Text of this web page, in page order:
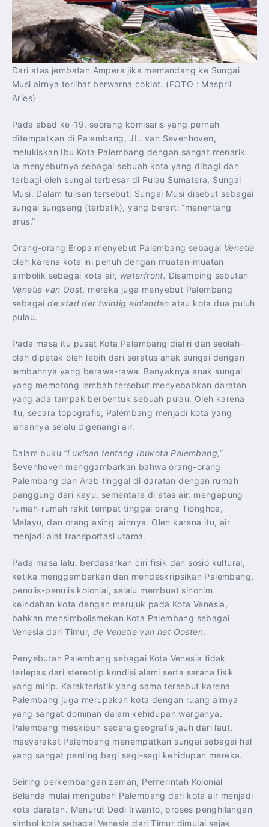
Dari atas jembatan Ampera jika memandang ke Sungai
Musi airnya terlihat berwarna coklat. (FOTO : Maspril
Aries)
Pada abad ke-19, seorang komisaris yang pernah
ditempatkan di Palembang, JL. van Sevenhoven,
melukiskan Ibu Kota Palembang dengan sangat menarik.
Ia menyebutnya sebagai sebuah kota yang dibagi dan
terbagi oleh sungai terbesar di Pulau Sumatera, Sungai
Musi. Dalam tulisan tersebut, Sungai Musi disebut sebagai
sungai sungsang (terbalik), yang berarti “menentang
arus.”
Orang-orang Eropa menyebut Palembang sebagai Venetie
oleh karena kota ini penuh dengan muatan-muatan
simbolik sebagai kota air, waterfront. Disamping sebutan
Venetie van Oost, mereka juga menyebut Palembang
sebagaide stad der twintig einlanden atau kota dua puluh
pulau.
Pada masa itu pusat Kota Palembang dialiri dan seolah-
olah dipetak oleh lebih dari seratus anak sungai dengan
lembahnya yang berawa-rawa. Banyaknya anak sungai
yang memotong lembah tersebut menyebabkan daratan
yang ada tampak berbentuk sebuah pulau. Oleh karena
itu, secara topografis, Palembang menjadi kota yang
lahannya selalu digenangi air.
Dalam buku “Lukisan tentang Ibukota Palembang,”
Sevenhoven menggambarkan bahwa orang-orang
Palembang dan Arab tinggal di daratan dengan rumah
panggung dari kayu, sementara di atas air, mengapung
rumah-rumah rakit tempat tinggal orang Tionghoa,
Melayu, dan orang asing lainnya. Oleh karena itu, air
menjadi alat transportasi utama.
Pada masa lalu, berdasarkan ciri fisik dan sosio kultural,
ketika menggambarkan dan mendeskripsikan Palembang,
penulis-penulis kolonial, selalu membuat sinonim
keindahan kota dengan merujuk pada Kota Venesia,
bahkan mensimbolismekan Kota Palembang sebagai
Venesia dari Timur,de Venetie van het Oosten.
Penyebutan Palembang sebagai Kota Venesia tidak
terlepas dari stereotip kondisi alami serta sarana fisik
yang mirip. Karakteristik yang sama tersebut karena
Palembang juga merupakan kota dengan ruang airnya
yang sangat dominan dalam kehidupan warganya.
Palembang meskipun secara geografis jauh dari laut,
masyarakat Palembang menempatkan sungai sebagai hal
yang sangat penting bagi segi-segi kehidupan mereka.
Seiring perkembangan zaman, Pemerintah Kolonial
Belanda mulai mengubah Palembang dari kota air menjadi
kota daratan. Menurut Dedi Irwanto, proses penghilangan
simbol kota sebagai Venesia dari Timur dimulai sejak